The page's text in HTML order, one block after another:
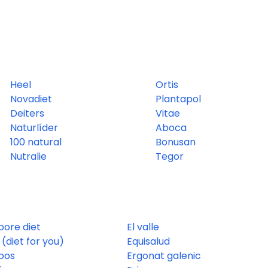
Heel
Novadiet
Deiters
Naturlíder
100 natural
Nutralie
Ortis
Plantapol
Vitae
Aboca
Bonusan
Tegor
diet
(diet for you)
El valle
Equisalud
Ergonat galenic